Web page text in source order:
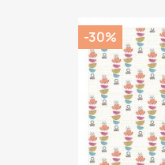
-30%